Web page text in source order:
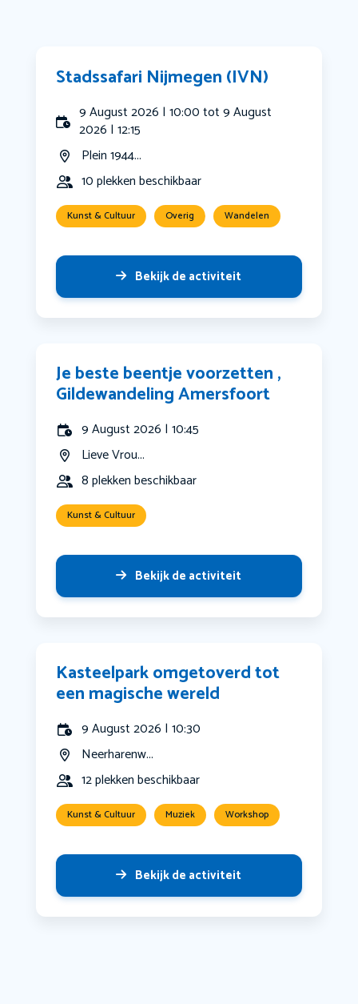
Stadssafari Nijmegen (IVN)
9 August 2026 | 10:00 tot 9 August
2026 | 12:15
Plein 1944...
10 plekken beschikbaar
Kunst & Cultuur Overig Wandelen
Bekijk de activiteit
Je beste beentje voorzetten ,
Gildewandeling Amersfoort
9 August 2026 | 10:45
Lieve Vrou...
8 plekken beschikbaar
Kunst & Cultuur
Bekijk de activiteit
Kasteelpark omgetoverd tot
een magische wereld
9 August 2026 | 10:30
Neerharenw...
12 plekken beschikbaar
Kunst & Cultuur Muziek Workshop
Bekijk de activiteit